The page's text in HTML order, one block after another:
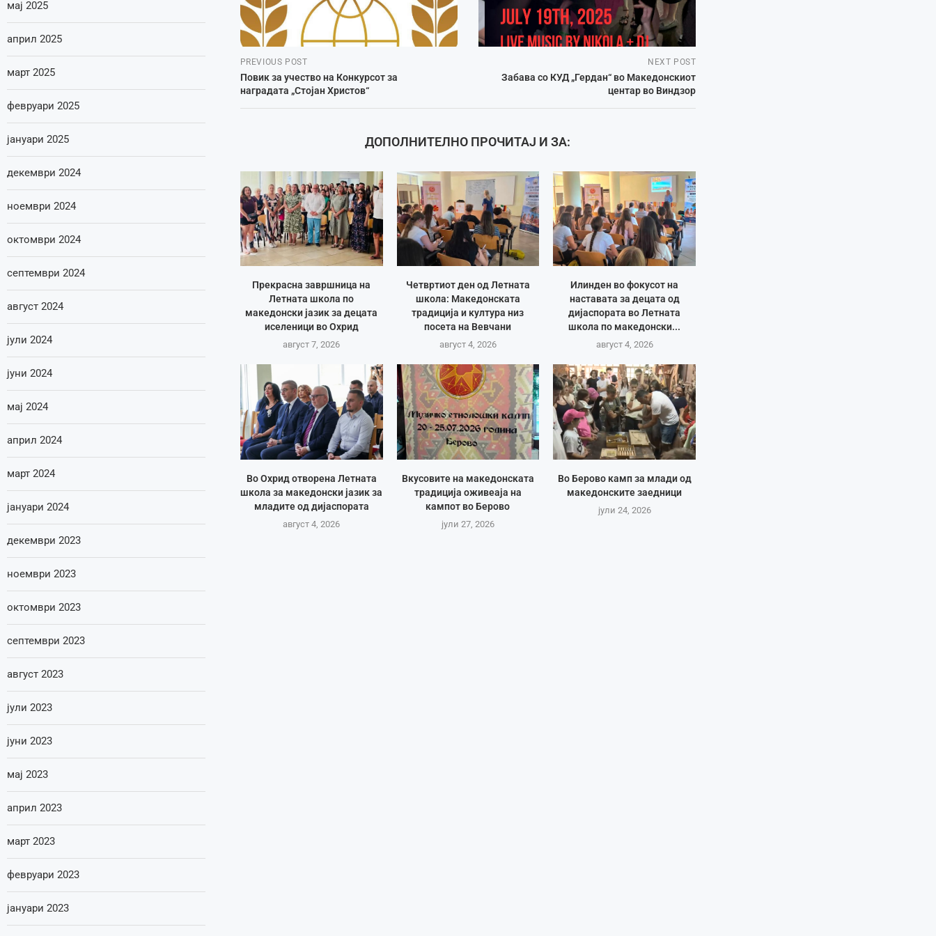
PREVIOUS POST
Повик за учество на Конкурсот за
наградата „Стојан Христов“
NEXT POST
Забава со КУД „Гердан“ во Македонскиот
центар во Виндзор
ДОПОЛНИТЕЛНО ПРОЧИТАЈ И ЗА:
Прекрасна завршница на
Летната школа по
македонски јазик за децата
иселеници во Охрид
август 7, 2026
Четвртиот ден од Летната
школа: Македонската
традиција и култура низ
посета на Вевчани
август 4, 2026
Илинден во фокусот на
наставата за децата од
дијаспората во Летната
школа по македонски...
август 4, 2026
Во Охрид отворена Летната
школа за македонски јазик за
младите од дијаспората
август 4, 2026
Вкусовите на македонската
традиција оживеаја на
кампот во Берово
јули 27, 2026
Во Берово камп за млади од
македонските заедници
јули 24, 2026
мај 2025
април 2025
март 2025
февруари 2025
јануари 2025
декември 2024
ноември 2024
октомври 2024
септември 2024
август 2024
јули 2024
јуни 2024
мај 2024
април 2024
март 2024
јануари 2024
декември 2023
ноември 2023
октомври 2023
септември 2023
август 2023
јули 2023
јуни 2023
мај 2023
април 2023
март 2023
февруари 2023
јануари 2023